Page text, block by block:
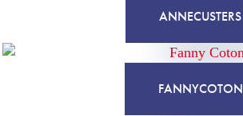
ANNECUSTERS
FANNYCOTON